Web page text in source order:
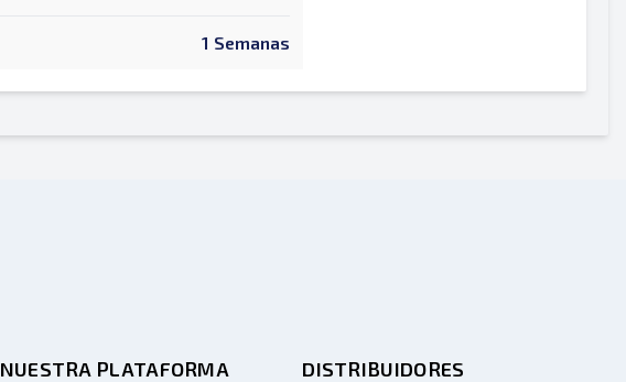
1 Semanas
NUESTRA PLATAFORMA
DISTRIBUIDORES